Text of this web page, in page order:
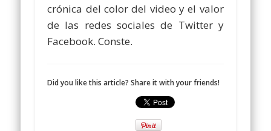
crónica del color del video y el valor
de las redes sociales de Twitter y
Facebook. Conste.
Did you like this article? Share it with your friends!